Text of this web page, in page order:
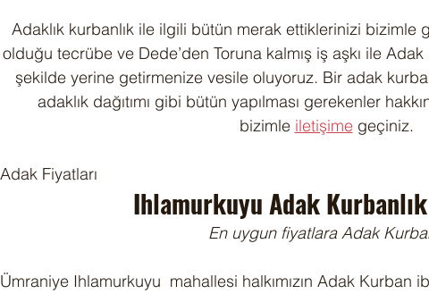
Adaklık kurbanlık ile ilgili bütün merak ettiklerinizi bizimle
olduğu tecrübe ve Dede’den Toruna kalmış iş aşkı ile
şekilde yerine getirmenize vesile oluyoruz. Bir adak
adaklık dağıtımı gibi bütün yapılması gerekenler
bizimle iletişime geçiniz.
Adak Fiyatları
Ihlamurkuyu Adak
En uygun fiyatlara Adak
Ümraniye Ihlamurkuyu  mahallesi halkımızın Adak Kurban